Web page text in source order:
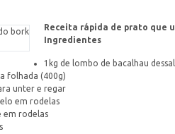
Receita rápida de prato que
Ingredientes
1kg de lombo de bacalhau
folhada (400g)
unter e regar
em rodelas
em rodelas